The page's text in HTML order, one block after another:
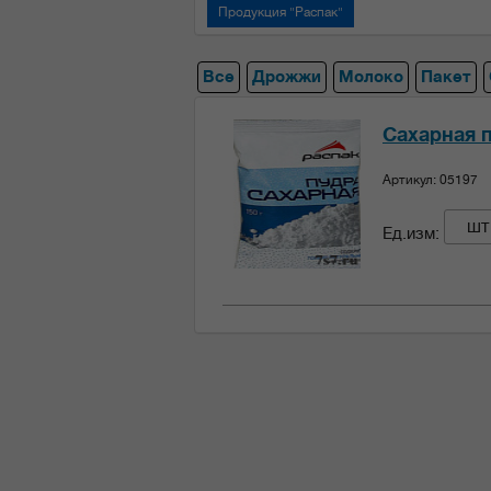
Продукция "Распак"
Все Дрожжи Молоко Пакет
Сахарная
Артикул: 05197
Ед.изм: шт